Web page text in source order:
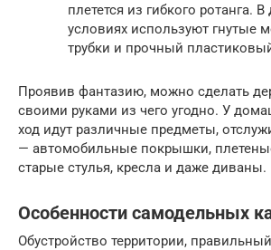
плетется из гибкого ротанга.
условиях используют гнутые
трубки и прочный
Проявив фантазию, можно сделать
своими руками из чего угодно. У
ход идут различные предметы,
— автомобильные покрышки,
старые стулья, кресла и даже диваны.
Особенности самодельных
Обустройство территории,